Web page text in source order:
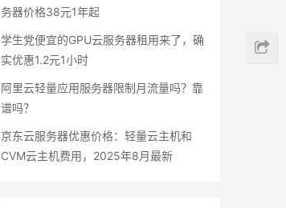
务器价格38元1年起
学生党便宜的GPU云服务器租用来了，确
实优惠1.2元1小时
阿里云轻量应用服务器限制月流量吗？靠
谱吗？
京东云服务器优惠价格：轻量云主机和
CVM云主机费用，2025年8月最新